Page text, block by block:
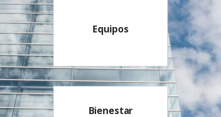
Equipos
Bienestar